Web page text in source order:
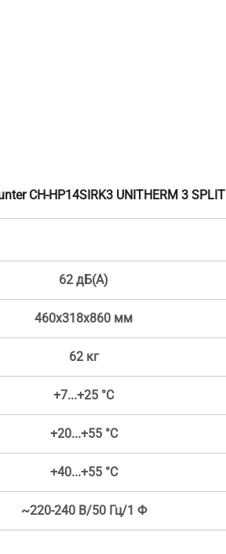
CH-HP14SIRK3 UNITHERM 3 SPLIT
62 дБ(А)
460x318x860 мм
62 кг
+7...+25 °С
+20...+55 °С
+40...+55 °С
~220-240 В/50 Гц/1 Ф